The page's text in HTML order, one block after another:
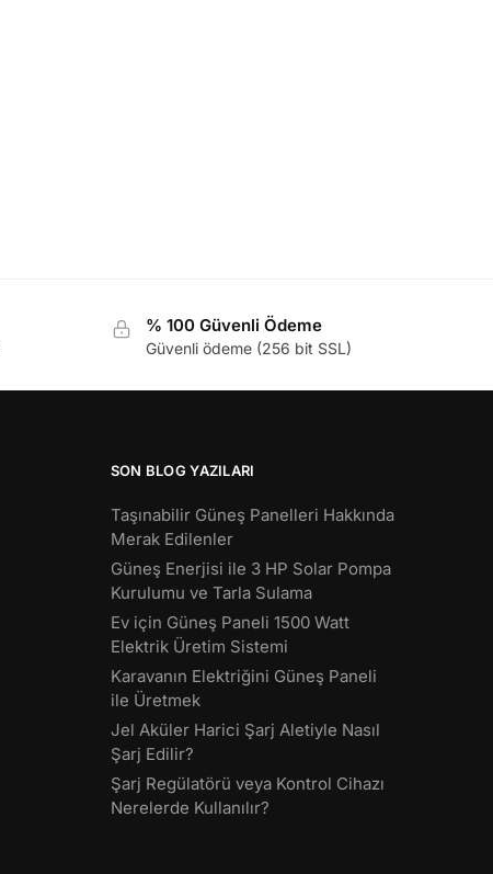
% 100 Güvenli Ödeme
Güvenli ödeme (256 bit SSL)
SON BLOG YAZILARI
Taşınabilir Güneş Panelleri Hakkında
Merak Edilenler
Güneş Enerjisi ile 3 HP Solar Pompa
Kurulumu ve Tarla Sulama
Ev için Güneş Paneli 1500 Watt
Elektrik Üretim Sistemi
Karavanın Elektriğini Güneş Paneli
ile Üretmek
Jel Aküler Harici Şarj Aletiyle Nasıl
Şarj Edilir?
Şarj Regülatörü veya Kontrol Cihazı
Nerelerde Kullanılır?